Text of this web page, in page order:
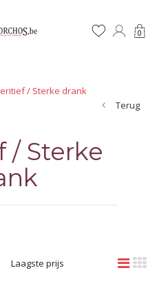
0
/ Sterke drank
Terug
/ Sterke
Laagste prijs